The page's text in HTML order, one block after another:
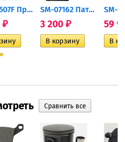
SM-09507F Прокладки полный...
₽
SM-07162 Патрубок впускной...
3 200 ₽ 59